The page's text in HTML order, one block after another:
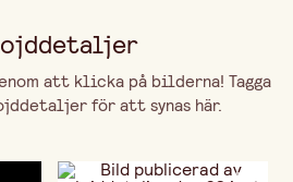
att klicka på bilderna! Tagga
för att synas här.